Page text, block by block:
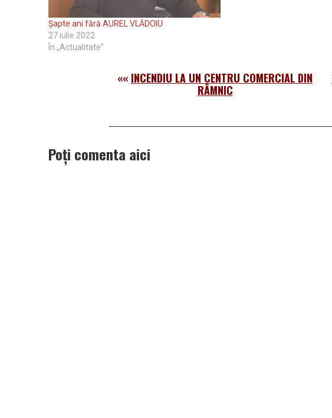
Șapte ani fără AUREL VLĂDOIU
27 iulie 2022
În „Actualitate”
«« INCENDIU LA UN CENTRU COMERCIAL DIN
RÂMNIC
Poți comenta aici